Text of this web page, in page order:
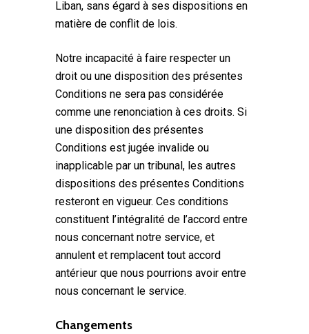
Liban, sans égard à ses dispositions en
matière de conflit de lois.
Notre incapacité à faire respecter un
droit ou une disposition des présentes
Conditions ne sera pas considérée
comme une renonciation à ces droits. Si
une disposition des présentes
Conditions est jugée invalide ou
inapplicable par un tribunal, les autres
dispositions des présentes Conditions
resteront en vigueur. Ces conditions
constituent l’intégralité de l’accord entre
nous concernant notre service, et
annulent et remplacent tout accord
antérieur que nous pourrions avoir entre
nous concernant le service.
Changements